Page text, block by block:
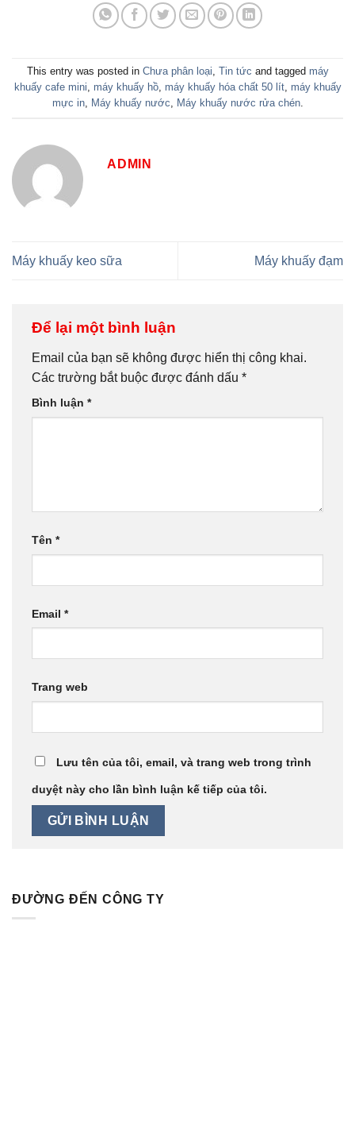
This entry was posted in Chưa phân loại, Tin tức and tagged máy
khuấy cafe mini, máy khuấy hồ, máy khuấy hóa chất 50 lít, máy khuấy
mực in, Máy khuấy nước, Máy khuấy nước rửa chén.
ADMIN
Máy khuấy keo sữa Máy khuấy đạm
Để lại một bình luận
Email của bạn sẽ không được hiển thị công khai.
Các trường bắt buộc được đánh dấu *
Bình luận *
Tên *
Email *
Trang web
Lưu tên của tôi, email, và trang web trong trình
duyệt này cho lần bình luận kế tiếp của tôi.
ĐƯỜNG ĐẾN CÔNG TY